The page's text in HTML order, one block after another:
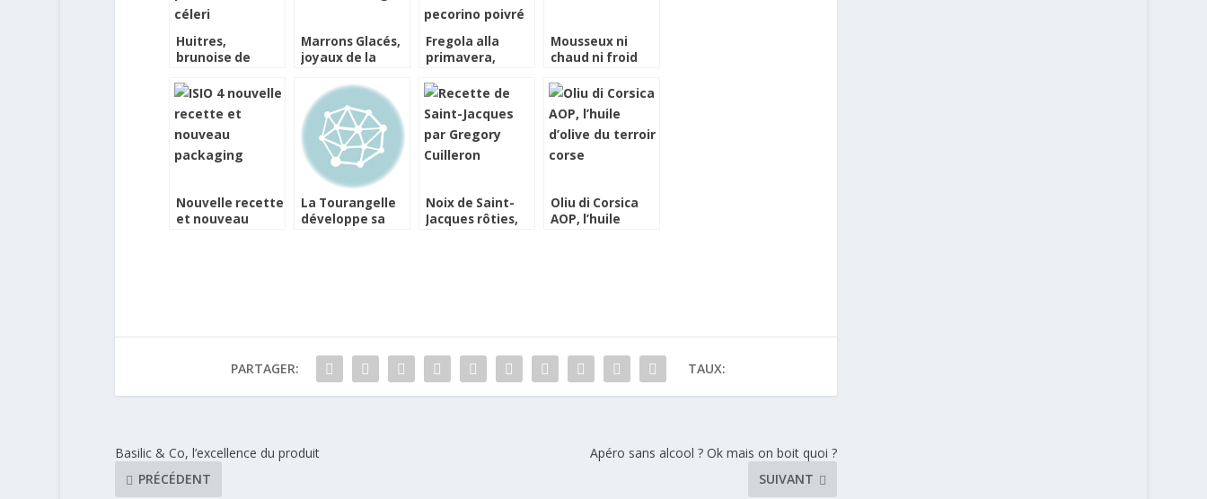
Huitres,
brunoise de
Marrons Glacés,
joyaux de la
Faugier
Fregola alla
primavera,
fraiches et
pecorino poivré
Mousseux ni
chaud ni froid
Nouvelle recette
et nouveau
La Tourangelle
développe sa
Noix de Saint-
Jacques rôties,
Oliu di Corsica
AOP, l’huile
PARTAGER: TAUX:
Basilic & Co, l’excellence du produit
PRÉCÉDENT
Apéro sans alcool ? Ok mais on boit quoi ?
SUIVANT